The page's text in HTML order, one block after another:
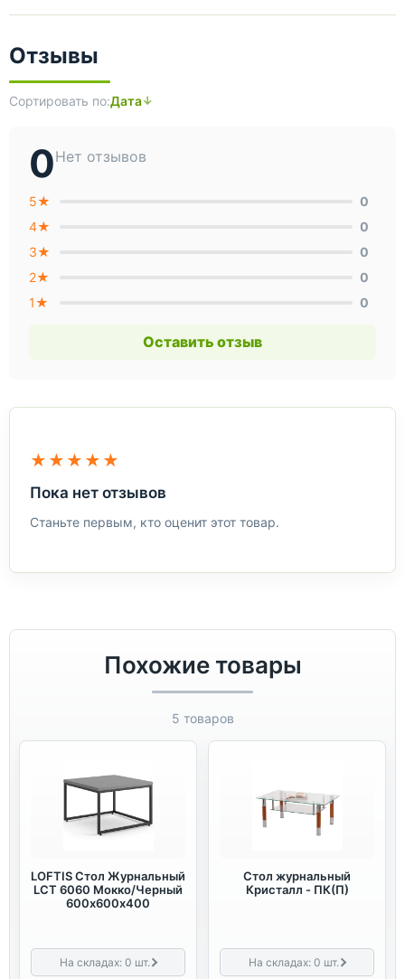
Отзывы
Сортировать по:Дата
0Нет отзывов
5★
0
4★
0
3★
0
2★
0
1★
0
Оставить отзыв
★★★★★
Пока нет отзывов
Станьте первым, кто оценит этот товар.
Похожие товары
5 товаров
LOFTIS Стол Журнальный
LCT 6060 Мокко/Черный
600х600х400
На складах:0 шт.
Стол журнальный
Кристалл - ПК(П)
На складах:0 шт.